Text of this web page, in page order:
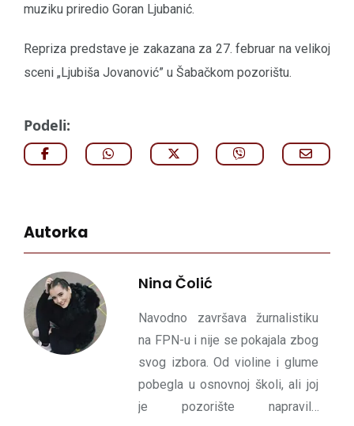
muziku priredio Goran Ljubanić.
Repriza predstave je zakazana za 27. februar na velikoj
sceni „Ljubiša Jovanović” u Šabačkom pozorištu.
Podeli:
Autorka
Nina Čolić
Navodno završava žurnalistiku
na FPN-u i nije se pokajala zbog
svog izbora. Od violine i glume
pobegla u osnovnoj školi, ali joj
je pozorište napravilo